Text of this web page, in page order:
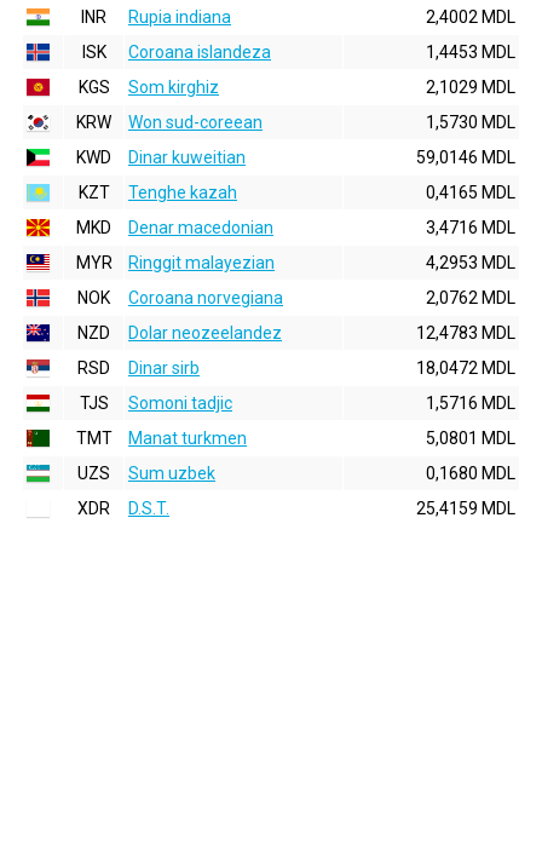
INR
Rupia indiana
2,4002 MDL
ISK
Coroana islandeza
1,4453 MDL
KGS
Som kirghiz
2,1029 MDL
KRW
Won sud-coreean
1,5730 MDL
KWD
Dinar kuweitian
59,0146 MDL
KZT
Tenghe kazah
0,4165 MDL
MKD
Denar macedonian
3,4716 MDL
MYR
Ringgit malayezian
4,2953 MDL
NOK
Coroana norvegiana
2,0762 MDL
NZD
Dolar neozeelandez
12,4783 MDL
RSD
Dinar sirb
18,0472 MDL
TJS
Somoni tadjic
1,5716 MDL
TMT
Manat turkmen
5,0801 MDL
UZS
Sum uzbek
0,1680 MDL
XDR
D.S.T. 25,4159 MDL